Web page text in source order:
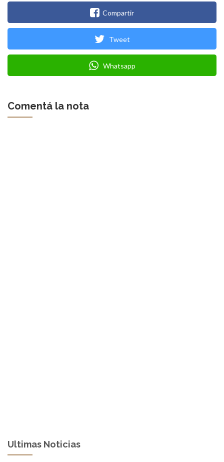
Compartir
Tweet
Whatsapp
Comentá la nota
Ultimas Noticias